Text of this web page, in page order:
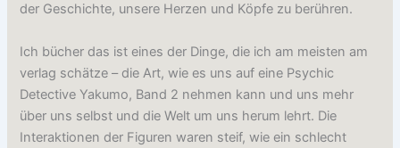
der Geschichte, unsere Herzen und Köpfe zu berühren.
Ich bücher das ist eines der Dinge, die ich am meisten am
verlag schätze – die Art, wie es uns auf eine Psychic
Detective Yakumo, Band 2 nehmen kann und uns mehr
über uns selbst und die Welt um uns herum lehrt. Die
Interaktionen der Figuren waren steif, wie ein schlecht